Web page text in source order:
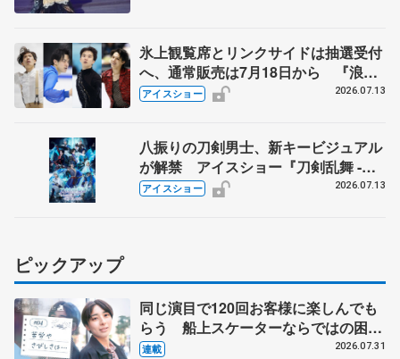
氷上観覧席とリンクサイドは抽選受付
へ、通常販売は7月18日から 『浪速
フィギュアスケートフェスティバル
アイスショー 2026.07.13
八振りの刀剣男士、新キービジュアル
が解禁 アイスショー『刀剣乱舞 -
ICE BLADE -』 リセール実施も発表
アイスショー 2026.07.13
ピックアップ
同じ演目で120回お客様に楽しんでも
らう 船上スケーターならではの困難
とは 影響あったPIW前キャプテン松
連載 2026.07.31